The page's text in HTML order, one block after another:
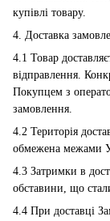
купівлі товару.
4. Доставка
4.1 Товар
відправлення.
Покупцем з
замовлення.
4.2 Територія
обмежена межами
4.3 Затримки в
обставини, що
4.4 При доставці